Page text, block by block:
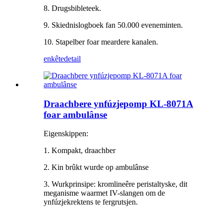
8. Drugsbibleteek.
9. Skiednislogboek fan 50.000 eveneminten.
10. Stapelber foar meardere kanalen.
enkêtedetail
Draachbere ynfúzjepomp KL-8071A
foar ambulânse
Eigenskippen:
1. Kompakt, draachber
2. Kin brûkt wurde op ambulânse
3. Wurkprinsipe: kromlineêre peristaltyske, dit
meganisme waarmet IV-slangen om de
ynfúzjekrektens te fergrutsjen.